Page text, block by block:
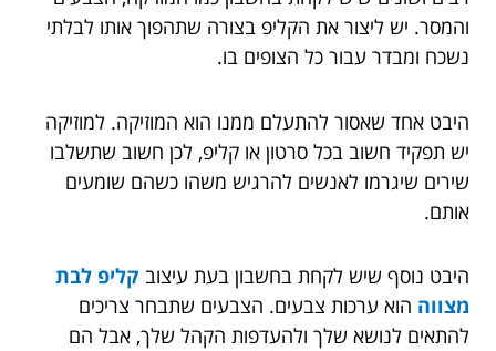
והמסר. יש ליצור את הקליפ בצורה שתהפוך אותו לבלתי
נשכח ומבדר עבור כל הצופים בו.
היבט אחד שאסור להתעלם ממנו הוא המוזיקה. למוזיקה
יש תפקיד חשוב בכל סרטון או קליפ, לכן חשוב שתשלבו
שירים שיגרמו לאנשים להרגיש משהו כשהם שומעים
אותם.
היבט נוסף שיש לקחת בחשבון בעת עיצוב קליפ לבת
מצווה הוא ערכות צבעים. הצבעים שתבחר צריכים
להתאים לנושא שלך ולהעדפות הקהל שלך, אבל הם